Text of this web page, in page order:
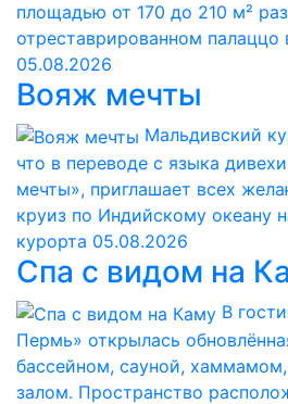
площадью от 170 до 210 м²
отреставрированном палаццо
05.08.2026
Вояж мечты
Мальдивский
что в переводе с языка
мечты», приглашает всех
круиз по Индийскому океану
курорта 05.08.2026
Спа с видом на
В
Пермь» открылась
бассейном, сауной,
залом. Пространство